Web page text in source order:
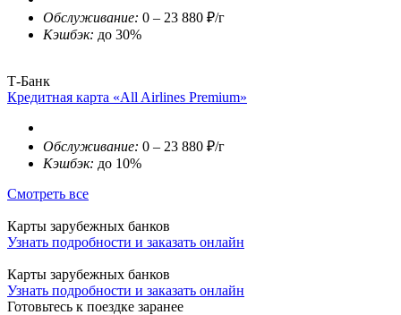
Обслуживание: 0 – 23 880 ₽/г
Кэшбэк: до 30%
Т-Банк
Кредитная карта «All Airlines Premium»
Обслуживание: 0 – 23 880 ₽/г
Кэшбэк: до 10%
Смотреть все
Карты зарубежных банков
Узнать подробности и заказать онлайн
Карты зарубежных банков
Узнать подробности и заказать онлайн
Готовьтесь к поездке заранее